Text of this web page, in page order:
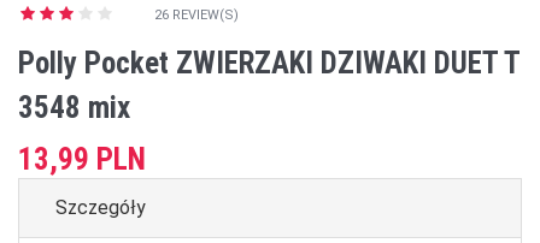
26 REVIEW(S)
Polly Pocket ZWIERZAKI DZIWAKI DUET T
3548 mix
13,99 PLN
Szczegóły